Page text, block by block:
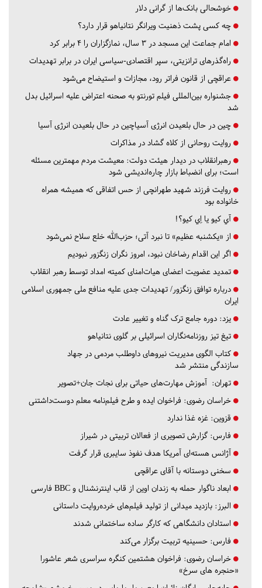
خوشحالی بانک‌ها از گرانی دلار
چه کسی پشت ذهنیت ویرانگر نتانیاهو قرار دارد؟
امام جماعت این مسجد در ۳ سال، نمازگزاران را ۴ برابر کرد
راه‌گذرهای ترانزیتی، سپر اقتصادی-سیاسی ایران در برابر تهدیدات
عراقچی از قانون فراتر رود، مجازات و استیضاح می‌شود
جشنواره بین‌المللی فیلم تورنتو به صحنه اعتراض علیه اسرائیل بدل
شد
چین در حال بلعیدن انرژی آسیاچین در حال بلعیدن انرژی آسیا
روایت روحانی از کلاه گشاد در مذاکرات
رهبرانقلاب در دیدار هیئت دولت: معیشت مردم مهمترین مسئله
است؛ برای انضباط بازار چاره‌اندیشی شود
روایت فرزند شهید طهرانچی از حس اتفاقی که همیشه همراه
خانواده بود
آي كيو يا اِي كيو؟!
از «یکشنبه عظیم» تا نبرد آتی؛ حزب‌الله خلع سلاح نمی‌شود
اگر این اقدام رضاخان نبود، امروز نگران زنگزور نبودیم
تمدید عضویت اعضای هیات‌امنای کمیته امداد توسط رهبر انقلاب
درباره توافق زنگزور/ تهدیدات جدی علیه منافع ملی جمهوری اسلامی
ایران
یزد: دوره جامع ترک گناه و تغییر عادت
تیغ تیز روزنامه‌نگاران اسرائیلی بر گلوی نتانیاهو
کتاب الگوی مدیریت نیروهای داوطلب مردمی در جهاد
سازندگی منتشر شد
تهران: آموزش مهارت‌های حیاتی برای نجات جان+تصویر
خراسان رضوی: فراخوان ایده و طرح فیلم‌نامه معلم دوست‌داشتنی
قزوین: غزه غذا ندارد
فارس: گزارش تصویری از فعالان تربیتی در شیراز
آژانس هسته‌ای آمریکا هدف نفوذ سایبری قرار گرفت
سخنی دوستانه با آقای عراقچی
ابعاد ناگوار حمله به زندان اوین از قاب اینترنشنال و BBC فارسی
البرز: بازدید میدانی از تولید فیلم‌های خرده‌روایت داستانی
استادان دانشگاهی که کارگر ساده ساختمانی شدند
فارس: حسینیه تربیت برگزار می‌کند
خراسان رضوی: فراخوان هشتمین کنگره سراسری شعر عاشورا
«حنجره های سرخ»